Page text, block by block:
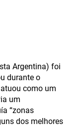
Argentina) foi
durante o
como um
um
“zonas
dos melhores